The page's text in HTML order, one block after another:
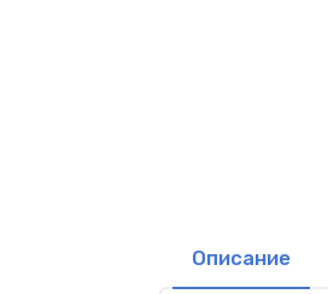
Описание